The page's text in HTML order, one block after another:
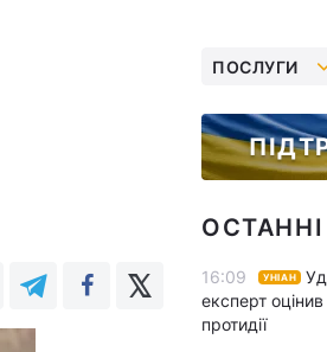
ПОСЛУГИ
16:09 УНІАН
експерт
протидії